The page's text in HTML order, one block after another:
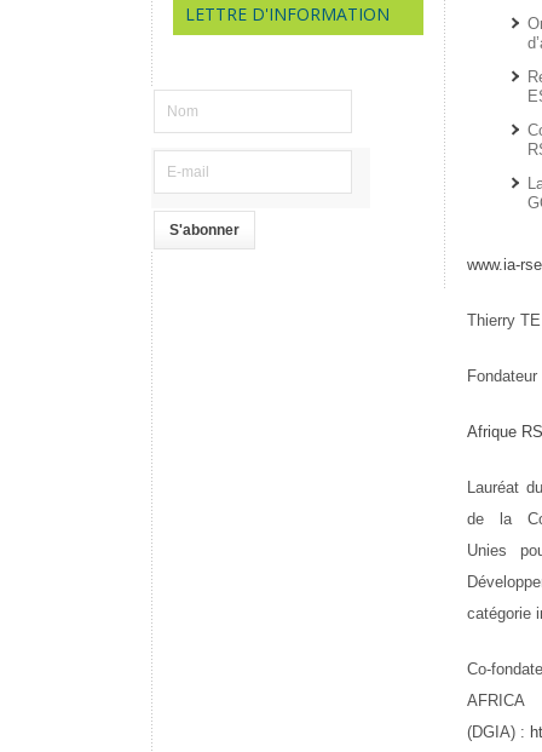
LETTRE D'INFORMATION
www.ia-
Thierry
Fondateur
Afrique
Lauréat
de la
Unies
catégorie
Co-
AFRICA
(DGIA) :